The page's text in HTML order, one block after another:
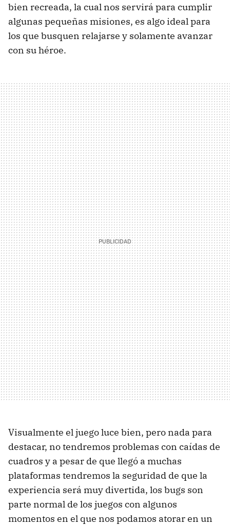
bien recreada, la cual nos servirá para cumplir
algunas pequeñas misiones, es algo ideal para
los que busquen relajarse y solamente avanzar
con su héroe.
Visualmente el juego luce bien, pero nada para
destacar, no tendremos problemas con caídas de
cuadros y a pesar de que llegó a muchas
plataformas tendremos la seguridad de que la
experiencia será muy divertida, los bugs son
parte normal de los juegos con algunos
momentos en el que nos podamos atorar en un